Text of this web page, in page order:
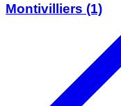
Montivilliers (1)